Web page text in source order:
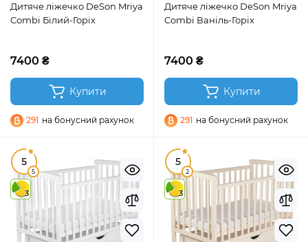
Дитяче ліжечко DeSon Mriya
Combi Білий-Горіх
7400 ₴
Купити
291 на бонусний рахунок
Дитяче ліжечко DeSon Mriya
Combi Ваніль-Горіх
7400 ₴
Купити
291 на бонусний рахунок
5
5
3
5
2
3